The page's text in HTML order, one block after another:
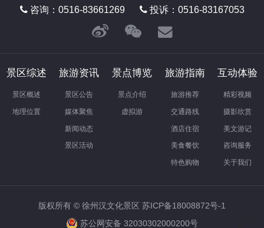
咨询：0516-83661269 投诉：0516-83167053
景区综述
景区概述
地理位置
旅游资讯
景区公告
媒体聚焦
新闻动态
景区活动
景点博览
景点介绍
虚拟游
旅游指南
旅游推荐
交通路线
酒店住宿
美食餐饮
特色购物
互动体验
精彩视频
摄影欣赏
美文游记
咨询服务
关于我们
版权所有 © 徐州汉文化景区 苏ICP备18008872号-1
苏公网安备 32030302000200号